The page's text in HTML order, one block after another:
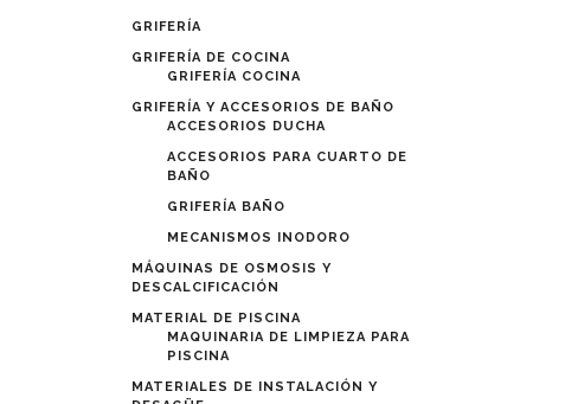
GRIFERÍA
GRIFERÍA DE COCINA
GRIFERÍA COCINA
GRIFERÍA Y ACCESORIOS DE BAÑO
ACCESORIOS DUCHA
ACCESORIOS PARA CUARTO DE
BAÑO
GRIFERÍA BAÑO
MECANISMOS INODORO
MÁQUINAS DE OSMOSIS Y
DESCALCIFICACIÓN
MATERIAL DE PISCINA
MAQUINARIA DE LIMPIEZA PARA
PISCINA
MATERIALES DE INSTALACIÓN Y